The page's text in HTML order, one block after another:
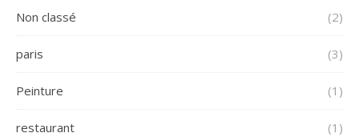
Non classé (2)
paris (3)
Peinture (1)
restaurant (1)